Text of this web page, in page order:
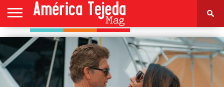
HOME
NOTICIAS
ESPECTÁCULOS
CULTURA
MODA
SALUD
PERFIL
CONTACTO